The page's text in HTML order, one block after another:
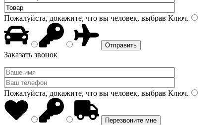
Пожалуйста, докажите, что вы человек, выбрав Ключ.
Заказать звонок
Пожалуйста, докажите, что вы человек, выбрав Ключ.